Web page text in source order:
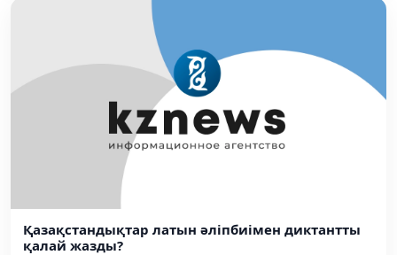
Қазақстандықтар латын әліпбиімен диктантты
қалай жазды?